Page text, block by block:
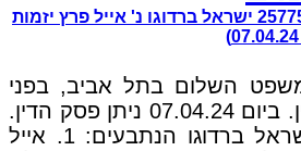
תא (שלום ת"א) 25775-12-20 ישראל ברדוגו נ' אייל פרץ יזמות
השלום בתל אביב, בפני
השופט רון גולדשטיין. ביום 07.04.24 ניתן פסק הדין.
הצדדים: התובע: ישראל ברדוגו הנתבעים: 1. אייל